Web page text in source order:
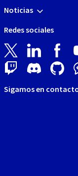
Noticias
Redes sociales
Sigamos en